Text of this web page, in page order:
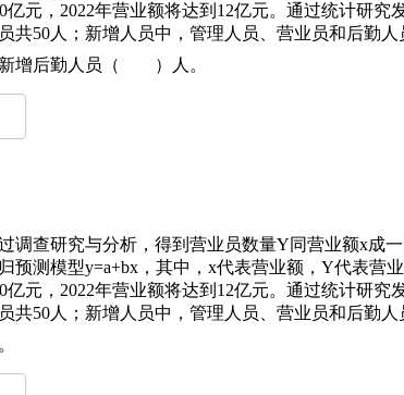
亿元，2022年营业额将达到12亿元。通过统计研究
50人；新增人员中，管理人员、营业员和后勤人
新增后勤人员（ ）人。
调查研究与分析，得到营业员数量Y同营业额x成
预测模型y=a+bx，其中，x代表营业额，Y代表营
亿元，2022年营业额将达到12亿元。通过统计研究
50人；新增人员中，管理人员、营业员和后勤人